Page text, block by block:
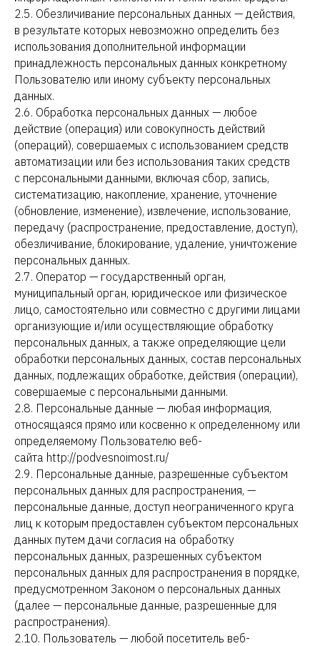
2.5. Обезличивание персональных данных — действия,
в результате которых невозможно определить без
использования дополнительной информации
принадлежность персональных данных конкретному
Пользователю или иному субъекту персональных
данных.
2.6. Обработка персональных данных — любое
действие (операция) или совокупность действий
(операций), совершаемых с использованием средств
автоматизации или без использования таких средств
с персональными данными, включая сбор, запись,
систематизацию, накопление, хранение, уточнение
(обновление, изменение), извлечение, использование,
передачу (распространение, предоставление, доступ),
обезличивание, блокирование, удаление, уничтожение
персональных данных.
2.7. Оператор — государственный орган,
муниципальный орган, юридическое или физическое
лицо, самостоятельно или совместно с другими лицами
организующие и/или осуществляющие обработку
персональных данных, а также определяющие цели
обработки персональных данных, состав персональных
данных, подлежащих обработке, действия (операции),
совершаемые с персональными данными.
2.8. Персональные данные — любая информация,
относящаяся прямо или косвенно к определенному или
определяемому Пользователю веб-
сайта http://podvesnoimost.ru/
2.9. Персональные данные, разрешенные субъектом
персональных данных для распространения, —
персональные данные, доступ неограниченного круга
лиц к которым предоставлен субъектом персональных
данных путем дачи согласия на обработку
персональных данных, разрешенных субъектом
персональных данных для распространения в порядке,
предусмотренном Законом о персональных данных
(далее — персональные данные, разрешенные для
распространения).
2.10. Пользователь — любой посетитель веб-